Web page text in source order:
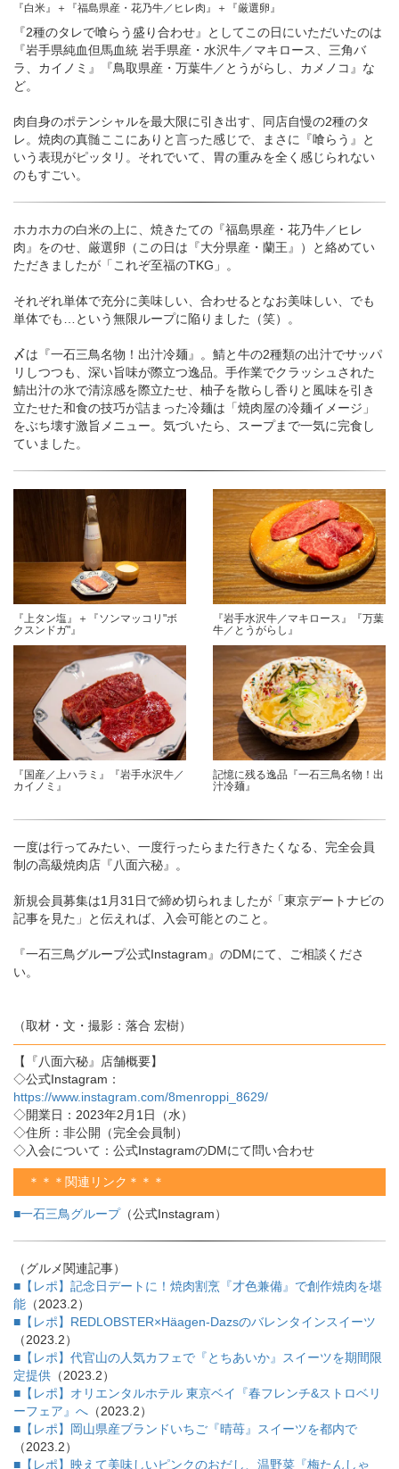
『白米』＋『福島県産・花乃牛／ヒレ肉』＋『厳選卵』
『2種のタレで喰らう盛り合わせ』としてこの日にいただいたのは
『岩手県純血但馬血統 岩手県産・水沢牛／マキロース、三角バ
ラ、カイノミ』『鳥取県産・万葉牛／とうがらし、カメノコ』な
ど。
肉自身のポテンシャルを最大限に引き出す、同店自慢の2種のタ
レ。焼肉の真髄ここにありと言った感じで、まさに『喰らう』と
いう表現がピッタリ。それでいて、胃の重みを全く感じられない
のもすごい。
ホカホカの白米の上に、焼きたての『福島県産・花乃牛／ヒレ
肉』をのせ、厳選卵（この日は『大分県産・蘭王』）と絡めてい
ただきましたが「これぞ至福のTKG」。
それぞれ単体で充分に美味しい、合わせるとなお美味しい、でも
単体でも…という無限ループに陥りました（笑）。
〆は『一石三鳥名物！出汁冷麺』。鯖と牛の2種類の出汁でサッパ
リしつつも、深い旨味が際立つ逸品。手作業でクラッシュされた
鯖出汁の氷で清涼感を際立たせ、柚子を散らし香りと風味を引き
立たせた和食の技巧が詰まった冷麺は「焼肉屋の冷麺イメージ」
をぶち壊す激旨メニュー。気づいたら、スープまで一気に完食し
ていました。
『上タン塩』＋『ソンマッコリ"ボ
クスンドガ"』
『岩手水沢牛／マキロース』『万葉
牛／とうがらし』
『国産／上ハラミ』『岩手水沢牛／
カイノミ』
記憶に残る逸品『一石三鳥名物！出
汁冷麺』
一度は行ってみたい、一度行ったらまた行きたくなる、完全会員
制の高級焼肉店『八面六秘』。
新規会員募集は1月31日で締め切られましたが「東京デートナビの
記事を見た」と伝えれば、入会可能とのこと。
『一石三鳥グループ公式Instagram』のDMにて、ご相談くださ
い。
（取材・文・撮影：落合 宏樹）
【『八面六秘』店舗概要】
◇公式Instagram：
https://www.instagram.com/8menroppi_8629/
◇開業日：2023年2月1日（水）
◇住所：非公開（完全会員制）
◇入会について：公式InstagramのDMにて問い合わせ
＊＊＊関連リンク＊＊＊
■一石三鳥グループ（公式Instagram）
（グルメ関連記事）
■【レポ】記念日デートに！焼肉割烹『才色兼備』で創作焼肉を堪
能 （2023.2）
■【レポ】REDLOBSTER×Häagen-Dazsのバレンタインスイーツ
（2023.2）
■【レポ】代官山の人気カフェで『とちあいか』スイーツを期間限
定提供 （2023.2）
■【レポ】オリエンタルホテル 東京ベイ『春フレンチ&ストロベリ
ーフェア』へ （2023.2）
■【レポ】岡山県産ブランドいちご『晴苺』スイーツを都内で
（2023.2）
■【レポ】映えて美味しいピンクのおだし、温野菜『梅たんしゃ